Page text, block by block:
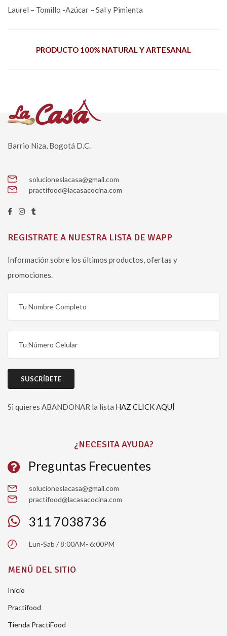
Laurel – Tomillo -Azúcar – Sal y Pimienta
PRODUCTO 100% NATURAL Y ARTESANAL
Barrio Niza, Bogotá D.C.
solucioneslacasa@gmail.com
practifood@lacasacocina.com
REGISTRATE A NUESTRA LISTA DE WAPP
Información sobre los últimos productos, ofertas y
promociones.
Si quieres ABANDONAR la lista HAZ CLICK AQUÍ
¿NECESITA AYUDA?
Preguntas Frecuentes
solucioneslacasa@gmail.com
practifood@lacasacocina.com
311 7038736
Lun-Sab / 8:00AM- 6:00PM
MENÚ DEL SITIO
Inicio
Practifood
Tienda PractiFood